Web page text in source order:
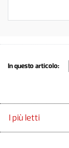
In questo articolo:
I più letti